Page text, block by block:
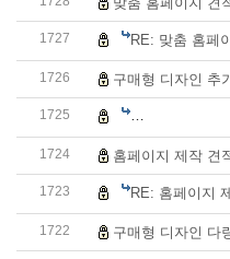
1727 RE: 맞춤 홈페
1726 구매형 디자인 추
1725 RE: 구매형 디
1724 홈페이지 제작 견
1723 RE: 홈페이지
1722 구매형 디자인 다